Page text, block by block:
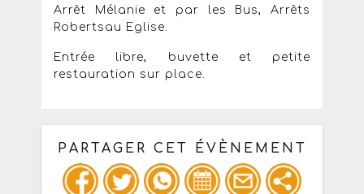
Arrêt Mélanie et par les Bus, Arrêts
Robertsau Eglise.
Entrée libre, buvette et petite
restauration sur place.
PARTAGER CET ÉVÈNEMENT